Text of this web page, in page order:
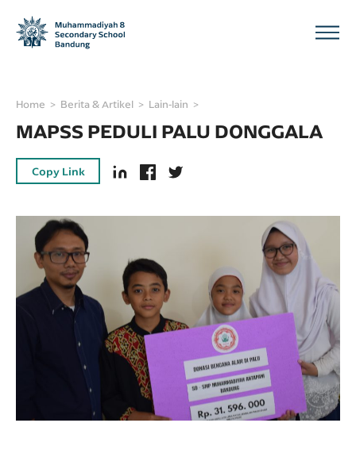
Home Berita & Artikel Lain-lain
MAPSS PEDULI PALU DONGGALA
Copy Link